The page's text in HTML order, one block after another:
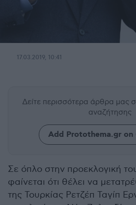
17.03.2019, 10:41
Δείτε περισσότερα άρθρα μας
αναζήτησης
Add Protothema.gr on
Σε όπλο στην προεκλογική
φαίνεται ότι θέλει να
της Τουρκίας Ρετζέπ Ταγίπ